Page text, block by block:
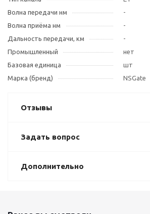
Волна передачи нм
-
Волна приёма нм
-
Дальность передачи, км
-
Промышленный
нет
Базовая единица
шт
Марка (бренд)
NSGate
Отзывы
Задать вопрос
Дополнительно